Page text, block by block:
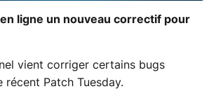
ligne un nouveau correctif pour
vient corriger certains bugs
récent Patch Tuesday.